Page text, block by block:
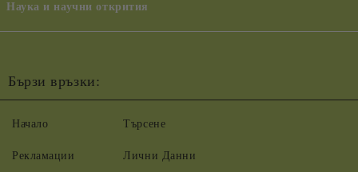
Наука и научни открития
Бързи връзки:
Начало
Рекламации
Търсене
Лични Данни